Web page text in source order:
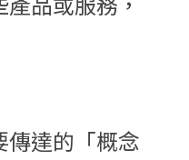
傳達的「概念